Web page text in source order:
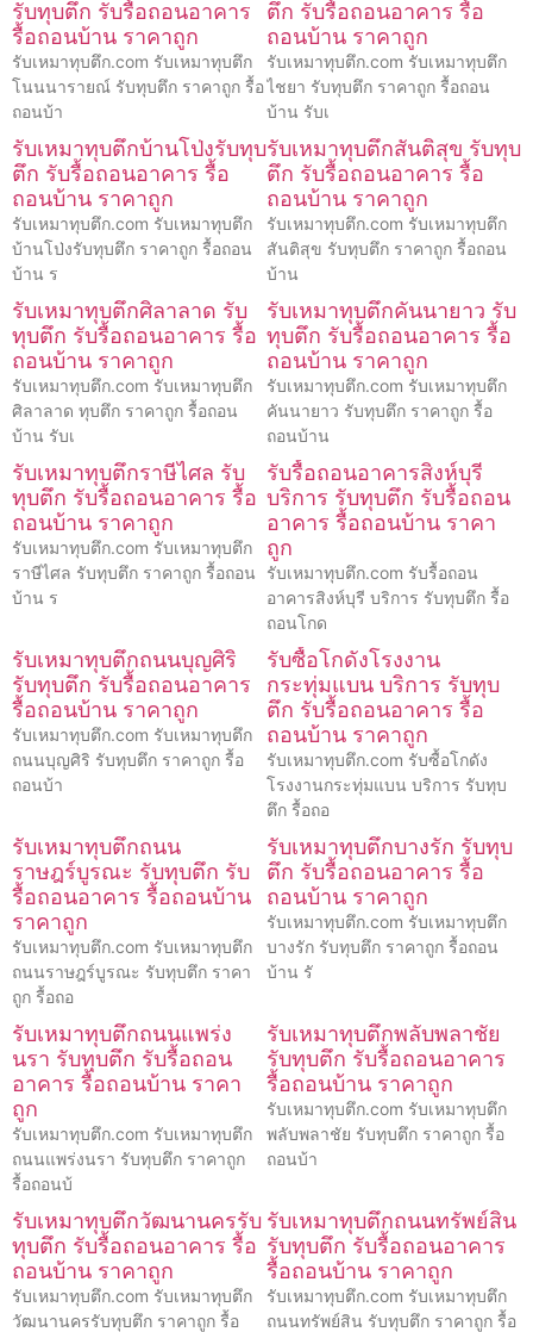
รับทุบตึก รับรื้อถอนอาคาร
รื้อถอนบ้าน ราคาถูก
รับเหมาทุบตึก.com รับเหมาทุบตึก
โนนนารายณ์ รับทุบตึก ราคาถูก รื้อ
ถอนบ้า
ตึก รับรื้อถอนอาคาร รื้อ
ถอนบ้าน ราคาถูก
รับเหมาทุบตึก.com รับเหมาทุบตึก
ไชยา รับทุบตึก ราคาถูก รื้อถอน
บ้าน รับเ
รับเหมาทุบตึกบ้านโป่งรับทุบ
ตึก รับรื้อถอนอาคาร รื้อ
ถอนบ้าน ราคาถูก
รับเหมาทุบตึก.com รับเหมาทุบตึก
บ้านโป่งรับทุบตึก ราคาถูก รื้อถอน
บ้าน ร
รับเหมาทุบตึกสันติสุข รับทุบ
ตึก รับรื้อถอนอาคาร รื้อ
ถอนบ้าน ราคาถูก
รับเหมาทุบตึก.com รับเหมาทุบตึก
สันติสุข รับทุบตึก ราคาถูก รื้อถอน
บ้าน
รับเหมาทุบตึกศิลาลาด รับ
ทุบตึก รับรื้อถอนอาคาร รื้อ
ถอนบ้าน ราคาถูก
รับเหมาทุบตึก.com รับเหมาทุบตึก
ศิลาลาด ทุบตึก ราคาถูก รื้อถอน
บ้าน รับเ
รับเหมาทุบตึกคันนายาว รับ
ทุบตึก รับรื้อถอนอาคาร รื้อ
ถอนบ้าน ราคาถูก
รับเหมาทุบตึก.com รับเหมาทุบตึก
คันนายาว รับทุบตึก ราคาถูก รื้อ
ถอนบ้าน
รับเหมาทุบตึกราษีไศล รับ
ทุบตึก รับรื้อถอนอาคาร รื้อ
ถอนบ้าน ราคาถูก
รับเหมาทุบตึก.com รับเหมาทุบตึก
ราษีไศล รับทุบตึก ราคาถูก รื้อถอน
บ้าน ร
รับรื้อถอนอาคารสิงห์บุรี
บริการ รับทุบตึก รับรื้อถอน
อาคาร รื้อถอนบ้าน ราคา
ถูก
รับเหมาทุบตึก.com รับรื้อถอน
อาคารสิงห์บุรี บริการ รับทุบตึก รื้อ
ถอนโกด
รับเหมาทุบตึกถนนบุญศิริ
รับทุบตึก รับรื้อถอนอาคาร
รื้อถอนบ้าน ราคาถูก
รับเหมาทุบตึก.com รับเหมาทุบตึก
ถนนบุญศิริ รับทุบตึก ราคาถูก รื้อ
ถอนบ้า
รับซื้อโกดังโรงงาน
กระทุ่มแบน บริการ รับทุบ
ตึก รับรื้อถอนอาคาร รื้อ
ถอนบ้าน ราคาถูก
รับเหมาทุบตึก.com รับซื้อโกดัง
โรงงานกระทุ่มแบน บริการ รับทุบ
ตึก รื้อถอ
รับเหมาทุบตึกถนน
ราษฎร์บูรณะ รับทุบตึก รับ
รื้อถอนอาคาร รื้อถอนบ้าน
ราคาถูก
รับเหมาทุบตึก.com รับเหมาทุบตึก
ถนนราษฎร์บูรณะ รับทุบตึก ราคา
ถูก รื้อถอ
รับเหมาทุบตึกบางรัก รับทุบ
ตึก รับรื้อถอนอาคาร รื้อ
ถอนบ้าน ราคาถูก
รับเหมาทุบตึก.com รับเหมาทุบตึก
บางรัก รับทุบตึก ราคาถูก รื้อถอน
บ้าน รั
รับเหมาทุบตึกถนนแพร่ง
นรา รับทุบตึก รับรื้อถอน
อาคาร รื้อถอนบ้าน ราคา
ถูก
รับเหมาทุบตึก.com รับเหมาทุบตึก
ถนนแพร่งนรา รับทุบตึก ราคาถูก
รื้อถอนบ้
รับเหมาทุบตึกพลับพลาชัย
รับทุบตึก รับรื้อถอนอาคาร
รื้อถอนบ้าน ราคาถูก
รับเหมาทุบตึก.com รับเหมาทุบตึก
พลับพลาชัย รับทุบตึก ราคาถูก รื้อ
ถอนบ้า
รับเหมาทุบตึกวัฒนานครรับ
ทุบตึก รับรื้อถอนอาคาร รื้อ
ถอนบ้าน ราคาถูก
รับเหมาทุบตึก.com รับเหมาทุบตึก
วัฒนานครรับทุบตึก ราคาถูก รื้อ
รับเหมาทุบตึกถนนทรัพย์สิน
รับทุบตึก รับรื้อถอนอาคาร
รื้อถอนบ้าน ราคาถูก
รับเหมาทุบตึก.com รับเหมาทุบตึก
ถนนทรัพย์สิน รับทุบตึก ราคาถูก รื้อ